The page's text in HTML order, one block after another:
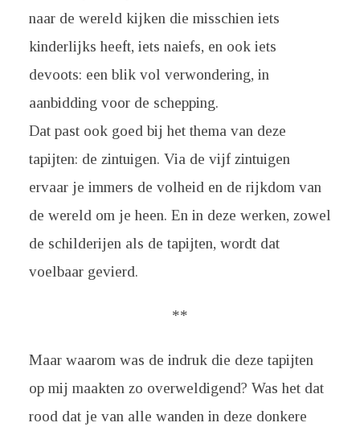
naar de wereld kijken die misschien iets
kinderlijks heeft, iets naiefs, en ook iets
devoots: een blik vol verwondering, in
aanbidding voor de schepping.
Dat past ook goed bij het thema van deze
tapijten: de zintuigen. Via de vijf zintuigen
ervaar je immers de volheid en de rijkdom van
de wereld om je heen. En in deze werken, zowel
de schilderijen als de tapijten, wordt dat
voelbaar gevierd.
**
Maar waarom was de indruk die deze tapijten
op mij maakten zo overweldigend? Was het dat
rood dat je van alle wanden in deze donkere